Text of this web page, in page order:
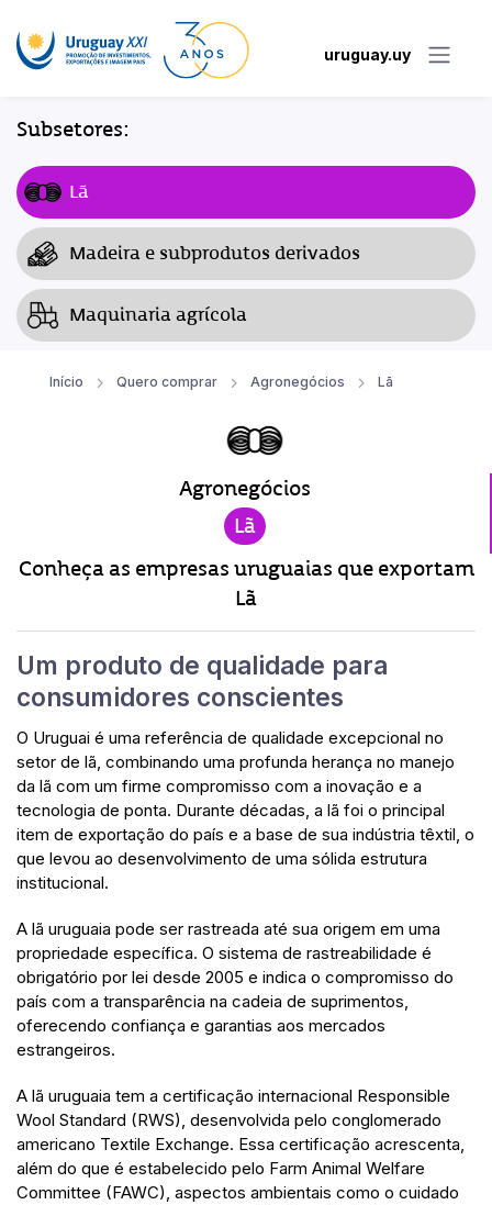
uruguay.uy
Subsetores:
Lã
Madeira e subprodutos derivados
Maquinaria agrícola
Início Quero comprar Agronegócios Lã
Agronegócios
Lã
Conheça as empresas uruguaias que exportam
Lã
Um produto de qualidade para
consumidores conscientes
O Uruguai é uma referência de qualidade excepcional no
setor de lã, combinando uma profunda herança no manejo
da lã com um firme compromisso com a inovação e a
tecnologia de ponta. Durante décadas, a lã foi o principal
item de exportação do país e a base de sua indústria têxtil, o
que levou ao desenvolvimento de uma sólida estrutura
institucional.
A lã uruguaia pode ser rastreada até sua origem em uma
propriedade específica. O sistema de rastreabilidade é
obrigatório por lei desde 2005 e indica o compromisso do
país com a transparência na cadeia de suprimentos,
oferecendo confiança e garantias aos mercados
estrangeiros.
A lã uruguaia tem a certificação internacional Responsible
Wool Standard (RWS), desenvolvida pelo conglomerado
americano Textile Exchange. Essa certificação acrescenta,
além do que é estabelecido pelo Farm Animal Welfare
Committee (FAWC), aspectos ambientais como o cuidado